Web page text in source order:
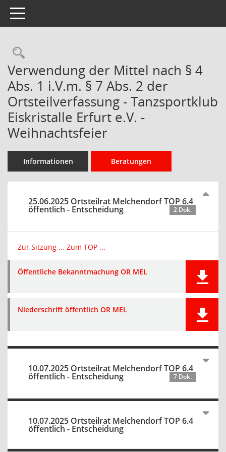
Toggle navigation
Rechercheauswahl
Verwendung der Mittel nach § 4
Abs. 1 i.V.m. § 7 Abs. 2 der
Ortsteilverfassung - Tanzsportklub
Eiskristalle Erfurt e.V. -
Weihnachtsfeier
Informationen Beratungen
25.06.2025 Ortsteilrat Melchendorf TOP 6.4
öffentlich - Entscheidung 2 Dok.
Zur Sitzung ... Zum TOP ...
Öffentliche Bekanntmachung OR MEL
Niederschrift öffentlich OR MEL
10.07.2025 Ortsteilrat Melchendorf TOP 6.4
öffentlich - Entscheidung 7 Dok.
10.07.2025 Ortsteilrat Melchendorf TOP 6.4
öffentlich - Entscheidung